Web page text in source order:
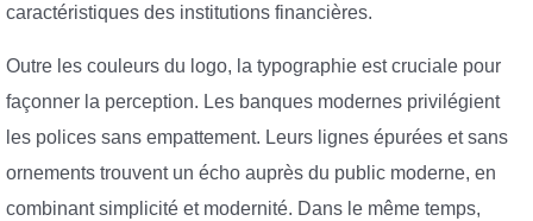
caractéristiques des institutions financières.
Outre les couleurs du logo, la typographie est cruciale pour
façonner la perception. Les banques modernes privilégient
les polices sans empattement. Leurs lignes épurées et sans
ornements trouvent un écho auprès du public moderne, en
combinant simplicité et modernité. Dans le même temps,